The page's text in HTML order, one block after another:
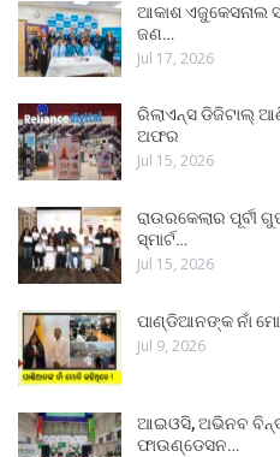
ଆକାଶ ଏଜୁକେସନାଲ
ଜଣ…
Jul 17, 2026
ରିଲାଏନ୍ସ ଡିଜିଟାଲ୍
ଅଫର
Jul 15, 2026
ରାଉରକେଲାର
ସ୍ମାର୍ଟ…
Jul 15, 2026
ପାଣ୍ଡିଆନଙ୍କ ନାଁ
Jul 9, 2026
ଆଇଓସି, ଅଭିନବ
ଫାଉଣ୍ଡେସନ…